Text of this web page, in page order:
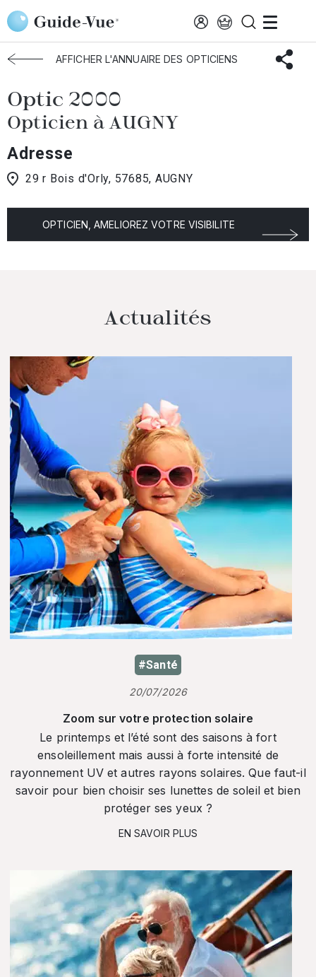
Aller au contenu principal
Accueil Choisir mon opticien Optic 2000
AFFICHER L'ANNUAIRE DES OPTICIENS
Optic 2000
Opticien à AUGNY
Adresse
29 r Bois d'Orly, 57685, AUGNY
OPTICIEN, AMELIOREZ VOTRE VISIBILITE
Actualités
#Santé
20/07/2026
Zoom sur votre protection solaire
Le printemps et l’été sont des saisons à fort
ensoleillement mais aussi à forte intensité de
rayonnement UV et autres rayons solaires. Que faut-il
savoir pour bien choisir ses lunettes de soleil et bien
protéger ses yeux ?
EN SAVOIR PLUS